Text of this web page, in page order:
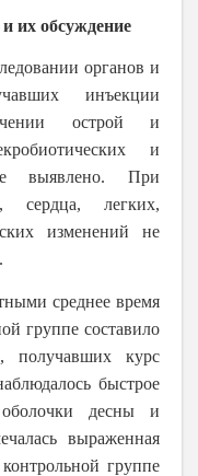
их обсуждение
органов и
инъекции
острой и
и
выявлено. При
сердца, легких,
изменений не
среднее время
группе составило
курс
быстрое
десны и
выраженная
группе